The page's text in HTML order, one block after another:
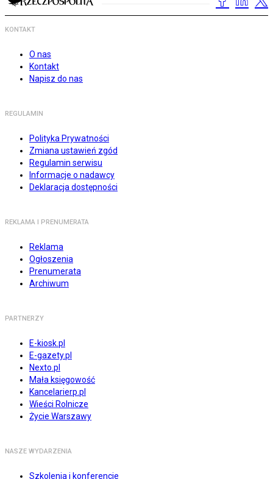
KONTAKT
O nas
Kontakt
Napisz do nas
REGULAMIN
Polityka Prywatności
Zmiana ustawień zgód
Regulamin serwisu
Informacje o nadawcy
Deklaracja dostępności
REKLAMA I PRENUMERATA
Reklama
Ogłoszenia
Prenumerata
Archiwum
PARTNERZY
E-kiosk.pl
E-gazety.pl
Nexto.pl
Mała księgowość
Kancelarierp.pl
Wieści Rolnicze
Życie Warszawy
NASZE WYDARZENIA
Szkolenia i konferencje